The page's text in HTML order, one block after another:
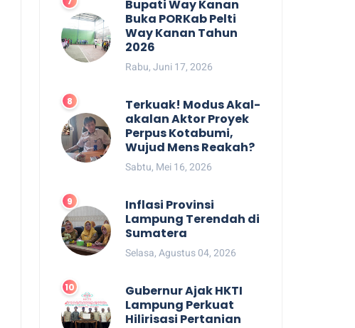
Bupati Way Kanan
Buka PORKab Pelti
Way Kanan Tahun
2026
Rabu, Juni 17, 2026
Terkuak! Modus Akal-
akalan Aktor Proyek
Perpus Kotabumi,
Wujud Mens Reakah?
Sabtu, Mei 16, 2026
Inflasi Provinsi
Lampung Terendah di
Sumatera
Selasa, Agustus 04, 2026
Gubernur Ajak HKTI
Lampung Perkuat
Hilirisasi Pertanian